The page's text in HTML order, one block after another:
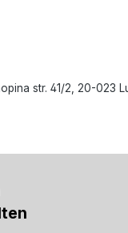
str. 41/2, 20-023